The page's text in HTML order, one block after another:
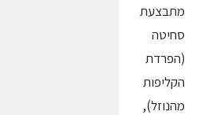
מתבצעת
סחיטה
(הפרדת
הקליפות
מהנוזל),